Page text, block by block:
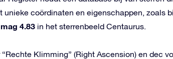
unieke coördinaten en eigenschappen, zoals
mag 4.83 in het sterrenbeeld Centaurus.
Klimming” (Right Ascension) en dec